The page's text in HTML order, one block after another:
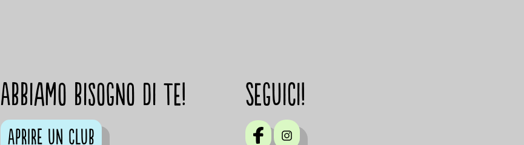
Abbiamo bisogno di te!
Aprire un club
Seguici!